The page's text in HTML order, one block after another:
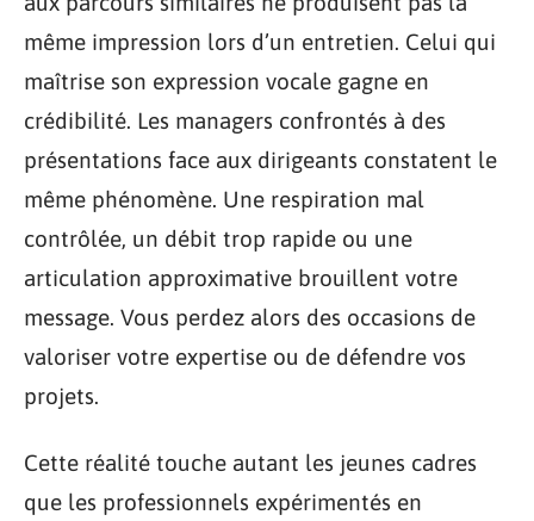
même impression lors d’un entretien. Celui qui
maîtrise son expression vocale gagne en
crédibilité. Les managers confrontés à des
présentations face aux dirigeants constatent le
même phénomène. Une respiration mal
contrôlée, un débit trop rapide ou une
articulation approximative brouillent votre
message. Vous perdez alors des occasions de
valoriser votre expertise ou de défendre vos
projets.
Cette réalité touche autant les jeunes cadres
que les professionnels expérimentés en